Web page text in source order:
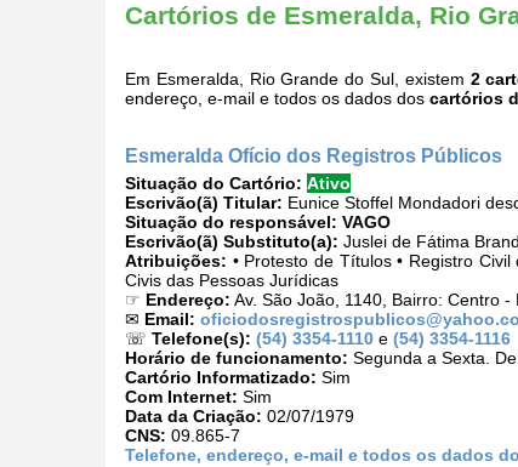
Cartórios de Esmeralda, Rio
Em Esmeralda, Rio Grande do Sul, existem 2
endereço, e-mail e todos os dados dos cartórios
Esmeralda Ofício dos Registros Públicos
Situação do Cartório: Ativo
Escrivão(ã) Titular: Eunice Stoffel Mondadori
Situação do responsável: VAGO
Escrivão(ã) Substituto(a): Juslei de Fátima
Atribuições: • Protesto de Títulos • Registro
Civis das Pessoas Jurídicas
☞ Endereço: Av. São João, 1140, Bairro: Centro
✉ Email:
☏ Telefone(s): (54) 3354-1110 e (54) 3354-1116
Horário de funcionamento: Segunda a Sexta.
Cartório Informatizado: Sim
Com Internet: Sim
Data da Criação: 02/07/1979
CNS: 09.865-7
Telefone, endereço, e-mail e todos os dados